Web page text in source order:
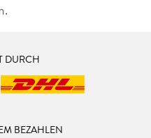
DURCH
BEZAHLEN